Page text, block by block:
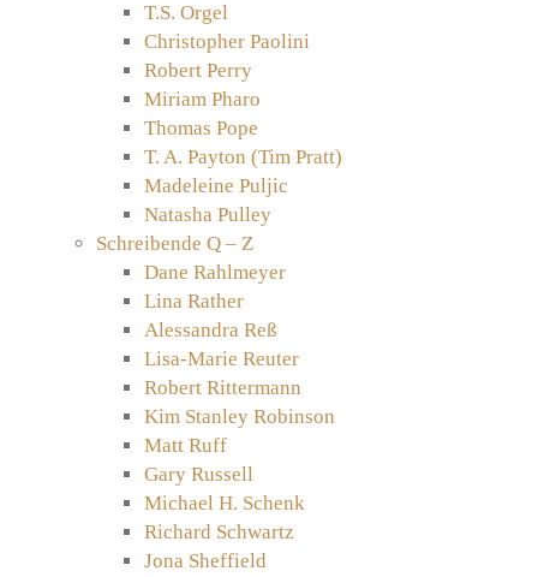
T.S. Orgel
Christopher Paolini
Robert Perry
Miriam Pharo
Thomas Pope
T. A. Payton (Tim Pratt)
Madeleine Puljic
Natasha Pulley
Schreibende Q – Z
Dane Rahlmeyer
Lina Rather
Alessandra Reß
Lisa-Marie Reuter
Robert Rittermann
Kim Stanley Robinson
Matt Ruff
Gary Russell
Michael H. Schenk
Richard Schwartz
Jona Sheffield